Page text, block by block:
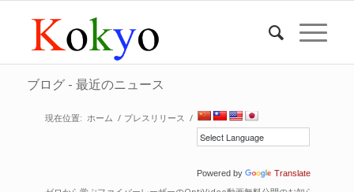
ブログ - 最近のニュース
Powered by Translate
現在位置: ホーム / プレスリリース /